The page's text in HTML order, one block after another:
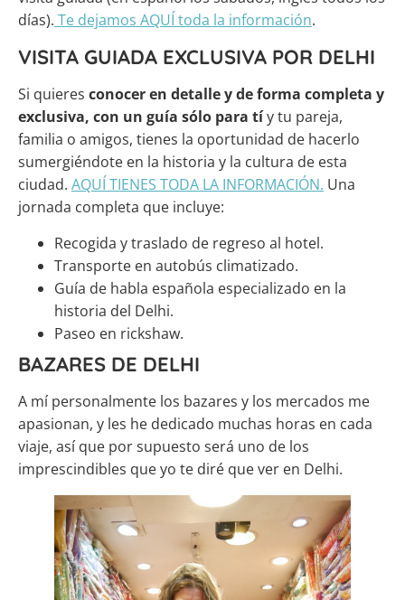
días). Te dejamos AQUÍ toda la información.
VISITA GUIADA EXCLUSIVA POR DELHI
Si quieres conocer en detalle y de forma completa y
exclusiva, con un guía sólo para tíy tu pareja,
familia o amigos, tienes la oportunidad de hacerlo
sumergiéndote en la historia y la cultura de esta
ciudad. AQUÍ TIENES TODA LA INFORMACIÓN. Una
jornada completa que incluye:
Recogida y traslado de regreso al hotel.
Transporte en autobús climatizado.
Guía de habla española especializado en la
historia del Delhi.
Paseo en rickshaw.
BAZARES DE DELHI
A mí personalmente los bazares y los mercados me
apasionan, y les he dedicado muchas horas en cada
viaje, así que por supuesto será uno de los
imprescindibles que yo te diré que ver en Delhi.